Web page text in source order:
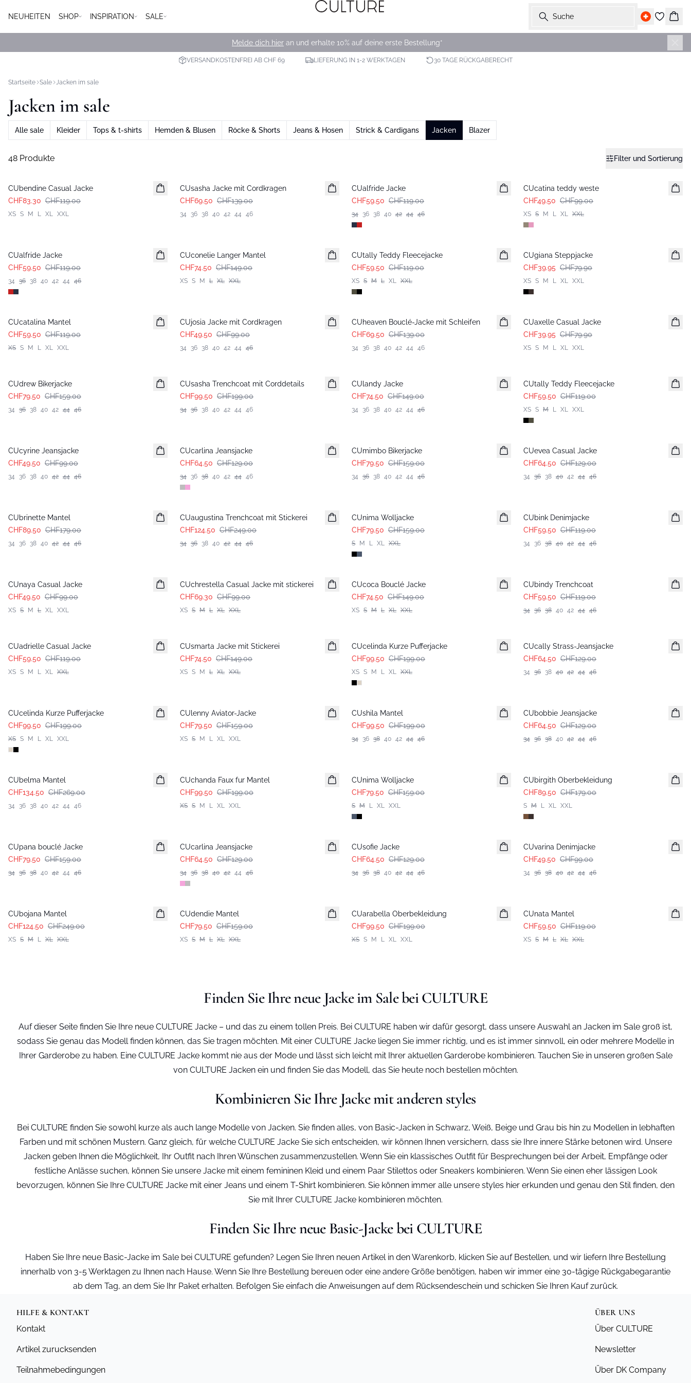
NEUHEITEN SHOP INSPIRATION SALE Suche
Melde dich hier an und erhalte 10% auf deine erste Bestellung*
VERSANDKOSTENFREI AB CHF 69 LIEFERUNG IN 1-2 WERKTAGEN 30 TAGE RÜCKGABERECHT
Startseite Sale Jacken im sale
Jacken im sale
Alle sale Kleider Tops & t-shirts Hemden & Blusen Röcke & Shorts Jeans & Hosen Strick & Cardigans Jacken Blazer
48 Produkte Filter und Sortierung
CUbendine Casual Jacke
CHF83.30 CHF119.00
XS S M L XL XXL
CUsasha Jacke mit Cordkragen
CHF69.50 CHF139.00
34 36 38 40 42 44 46
CUalfride Jacke
CHF59.50 CHF119.00
34 36 38 40 42 44 46
CUcatina teddy weste
CHF49.50 CHF99.00
XS S M L XL XXL
CUalfride Jacke
CHF59.50 CHF119.00
34 36 38 40 42 44 46
CUconelie Langer Mantel
CHF74.50 CHF149.00
XS S M L XL XXL
CUtally Teddy Fleecejacke
CHF59.50 CHF119.00
XS S M L XL XXL
CUgiana Steppjacke
CHF39.95 CHF79.90
XS S M L XL XXL
CUcatalina Mantel
CHF59.50 CHF119.00
XS S M L XL XXL
CUjosia Jacke mit Cordkragen
CHF49.50 CHF99.00
34 36 38 40 42 44 46
CUheaven Bouclé-Jacke mit Schleifen
CHF69.50 CHF139.00
34 36 38 40 42 44 46
CUaxelle Casual Jacke
CHF39.95 CHF79.90
XS S M L XL XXL
CUdrew Bikerjacke
CHF79.50 CHF159.00
34 36 38 40 42 44 46
CUsasha Trenchcoat mit Corddetails
CHF99.50 CHF199.00
34 36 38 40 42 44 46
CUlandy Jacke
CHF74.50 CHF149.00
34 36 38 40 42 44 46
CUtally Teddy Fleecejacke
CHF59.50 CHF119.00
XS S M L XL XXL
CUcyrine Jeansjacke
CHF49.50 CHF99.00
34 36 38 40 42 44 46
CUcarlina Jeansjacke
CHF64.50 CHF129.00
34 36 38 40 42 44 46
CUmimbo Bikerjacke
CHF79.50 CHF159.00
34 36 38 40 42 44 46
CUevea Casual Jacke
CHF64.50 CHF129.00
34 36 38 40 42 44 46
CUbrinette Mantel
CHF89.50 CHF179.00
34 36 38 40 42 44 46
CUaugustina Trenchcoat mit Stickerei
CHF124.50 CHF249.00
34 36 38 40 42 44 46
CUnima Wolljacke
CHF79.50 CHF159.00
S M L XL XXL
CUbink Denimjacke
CHF59.50 CHF119.00
34 36 38 40 42 44 46
CUnaya Casual Jacke
CHF49.50 CHF99.00
XS S M L XL XXL
CUchrestella Casual Jacke mit stickerei
CHF69.30 CHF99.00
XS S M L XL XXL
CUcoca Bouclé Jacke
CHF74.50 CHF149.00
XS S M L XL XXL
CUbindy Trenchcoat
CHF59.50 CHF119.00
34 36 38 40 42 44 46
CUadrielle Casual Jacke
CHF59.50 CHF119.00
XS S M L XL XXL
CUsmarta Jacke mit Stickerei
CHF74.50 CHF149.00
XS S M L XL XXL
CUcelinda Kurze Pufferjacke
CHF99.50 CHF199.00
XS S M L XL XXL
CUcally Strass-Jeansjacke
CHF64.50 CHF129.00
34 36 38 40 42 44 46
CUcelinda Kurze Pufferjacke
CHF99.50 CHF199.00
XS S M L XL XXL
CUlenny Aviator-Jacke
CHF79.50 CHF159.00
XS S M L XL XXL
CUshila Mantel
CHF99.50 CHF199.00
34 36 38 40 42 44 46
CUbobbie Jeansjacke
CHF64.50 CHF129.00
34 36 38 40 42 44 46
CUbelma Mantel
CHF134.50 CHF269.00
34 36 38 40 42 44 46
CUchanda Faux fur Mantel
CHF99.50 CHF199.00
XS S M L XL XXL
CUnima Wolljacke
CHF79.50 CHF159.00
S M L XL XXL
CUbirgith Oberbekleidung
CHF89.50 CHF179.00
S M L XL XXL
CUpana bouclé Jacke
CHF79.50 CHF159.00
34 36 38 40 42 44 46
CUcarlina Jeansjacke
CHF64.50 CHF129.00
34 36 38 40 42 44 46
CUsofie Jacke
CHF64.50 CHF129.00
34 36 38 40 42 44 46
CUvarina Denimjacke
CHF49.50 CHF99.00
34 36 38 40 42 44 46
CUbojana Mantel
CHF124.50 CHF249.00
XS S M L XL XXL
CUdendie Mantel
CHF79.50 CHF159.00
XS S M L XL XXL
CUarabella Oberbekleidung
CHF99.50 CHF199.00
XS S M L XL XXL
CUnata Mantel
CHF59.50 CHF119.00
XS S M L XL XXL
Finden Sie Ihre neue Jacke im Sale bei CULTURE
Auf dieser Seite finden Sie Ihre neue CULTURE Jacke – und das zu einem tollen Preis. Bei CULTURE haben wir dafür gesorgt, dass unsere Auswahl an Jacken im Sale groß ist,
sodass Sie genau das Modell finden können, das Sie tragen möchten. Mit einer CULTURE Jacke liegen Sie immer richtig, und es ist immer sinnvoll, ein oder mehrere Modelle in
Ihrer Garderobe zu haben. Eine CULTURE Jacke kommt nie aus der Mode und lässt sich leicht mit Ihrer aktuellen Garderobe kombinieren. Tauchen Sie in unseren großen Sale
von CULTURE Jacken ein und finden Sie das Modell, das Sie heute noch bestellen möchten.
Kombinieren Sie Ihre Jacke mit anderen styles
Bei CULTURE finden Sie sowohl kurze als auch lange Modelle von Jacken. Sie finden alles, von Basic-Jacken in Schwarz, Weiß, Beige und Grau bis hin zu Modellen in lebhaften
Farben und mit schönen Mustern. Ganz gleich, für welche CULTURE Jacke Sie sich entscheiden, wir können Ihnen versichern, dass sie Ihre innere Stärke betonen wird. Unsere
Jacken geben Ihnen die Möglichkeit, Ihr Outfit nach Ihren Wünschen zusammenzustellen. Wenn Sie ein klassisches Outfit für Besprechungen bei der Arbeit, Empfänge oder
festliche Anlässe suchen, können Sie unsere Jacke mit einem femininen Kleid und einem Paar Stilettos oder Sneakers kombinieren. Wenn Sie einen eher lässigen Look
bevorzugen, können Sie Ihre CULTURE Jacke mit einer Jeans und einem T-Shirt kombinieren. Sie können immer alle unsere styles hier erkunden und genau den Stil finden, den
Sie mit Ihrer CULTURE Jacke kombinieren möchten.
Finden Sie Ihre neue Basic-Jacke bei CULTURE
Haben Sie Ihre neue Basic-Jacke im Sale bei CULTURE gefunden? Legen Sie Ihren neuen Artikel in den Warenkorb, klicken Sie auf Bestellen, und wir liefern Ihre Bestellung
innerhalb von 3-5 Werktagen zu Ihnen nach Hause. Wenn Sie Ihre Bestellung bereuen oder eine andere Größe benötigen, haben wir immer eine 30-tägige Rückgabegarantie
ab dem Tag, an dem Sie Ihr Paket erhalten. Befolgen Sie einfach die Anweisungen auf dem Rücksendeschein und schicken Sie Ihren Kauf zurück.
HILFE & KONTAKT
Kontakt
Artikel zurucksenden
Teilnahmebedingungen
ÜBER UNS
Über CULTURE
Newsletter
Über DK Company